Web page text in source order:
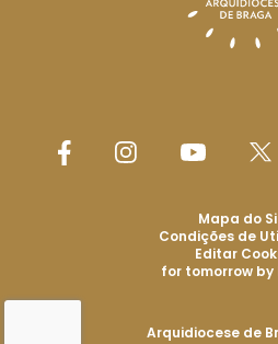
Arquidiocese de
Mapa do
Condições de
Editar
for tomorrow by